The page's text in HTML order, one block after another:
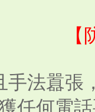
手法囂張
任何電